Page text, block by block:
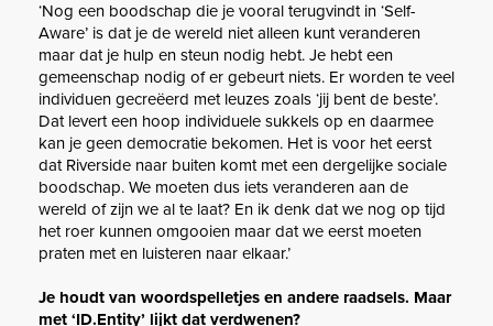
‘Nog een boodschap die je vooral terugvindt in ‘Self-
Aware’ is dat je de wereld niet alleen kunt veranderen
maar dat je hulp en steun nodig hebt. Je hebt een
gemeenschap nodig of er gebeurt niets. Er worden te veel
individuen gecreëerd met leuzes zoals ‘jij bent de beste’.
Dat levert een hoop individuele sukkels op en daarmee
kan je geen democratie bekomen. Het is voor het eerst
dat Riverside naar buiten komt met een dergelijke sociale
boodschap. We moeten dus iets veranderen aan de
wereld of zijn we al te laat? En ik denk dat we nog op tijd
het roer kunnen omgooien maar dat we eerst moeten
praten met en luisteren naar elkaar.’
Je houdt van woordspelletjes en andere raadsels. Maar
met ‘ID.Entity’ lijkt dat verdwenen?